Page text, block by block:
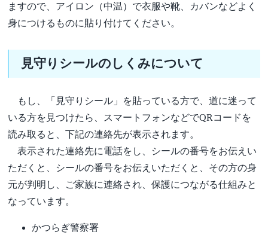
ますので、アイロン（中温）で衣服や靴、カバンなどよく
身につけるものに貼り付けてください。
見守りシールのしくみについて
もし、「見守りシール」を貼っている方で、道に迷って
いる方を見つけたら、スマートフォンなどでQRコードを
読み取ると、下記の連絡先が表示されます。
表示された連絡先に電話をし、シールの番号をお伝えい
ただくと、シールの番号をお伝えいただくと、その方の身
元が判明し、ご家族に連絡され、保護につながる仕組みと
なっています。
かつらぎ警察署